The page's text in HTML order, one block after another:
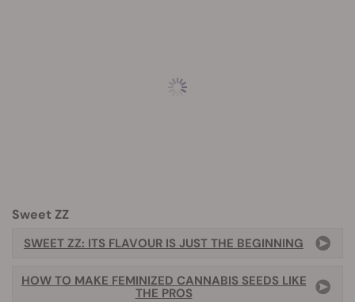
Sweet ZZ
SWEET ZZ: ITS FLAVOUR IS JUST THE BEGINNING
HOW TO MAKE FEMINIZED CANNABIS SEEDS LIKE
THE PROS